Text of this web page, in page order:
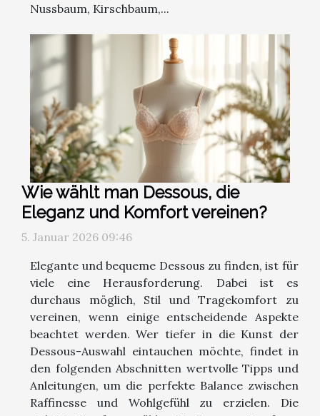
Nussbaum, Kirschbaum,...
Wie wählt man Dessous, die
Eleganz und Komfort vereinen?
5. Januar 2026 09:46
Elegante und bequeme Dessous zu finden, ist für
viele eine Herausforderung. Dabei ist es
durchaus möglich, Stil und Tragekomfort zu
vereinen, wenn einige entscheidende Aspekte
beachtet werden. Wer tiefer in die Kunst der
Dessous-Auswahl eintauchen möchte, findet in
den folgenden Abschnitten wertvolle Tipps und
Anleitungen, um die perfekte Balance zwischen
Raffinesse und Wohlgefühl zu erzielen. Die